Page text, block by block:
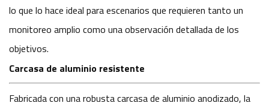
lo que lo hace ideal para escenarios que requieren tanto un
monitoreo amplio como una observación detallada de los
objetivos.
Carcasa de aluminio resistente
Fabricada con una robusta carcasa de aluminio anodizado, la